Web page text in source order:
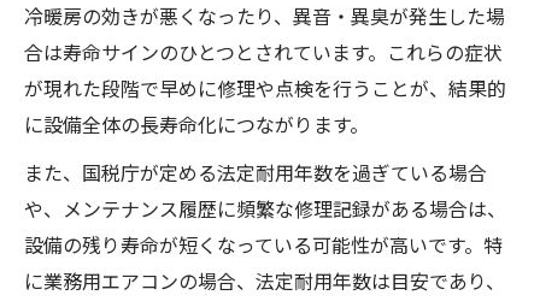
冷暖房の効きが悪くなったり、異音・異臭が発生した場
合は寿命サインのひとつとされています。これらの症状
が現れた段階で早めに修理や点検を行うことが、結果的
に設備全体の長寿命化につながります。
また、国税庁が定める法定耐用年数を過ぎている場合
や、メンテナンス履歴に頻繁な修理記録がある場合は、
設備の残り寿命が短くなっている可能性が高いです。特
に業務用エアコンの場合、法定耐用年数は目安であり、